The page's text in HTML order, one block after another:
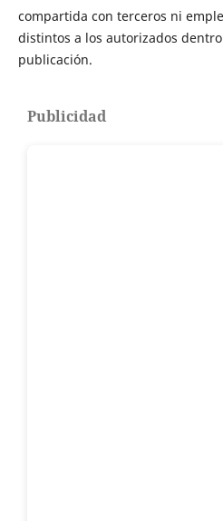
compartida con terceros ni
distintos a los autorizados
publicación.
Publicidad